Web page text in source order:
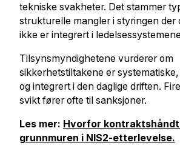
tekniske svakheter. Det stammer
strukturelle mangler i styringen der
ikke er integrert i
Tilsynsmyndighetene vurderer om
sikkerhetstiltakene er
og integrert i den daglige driften.
svikt fører ofte til sanksjoner.
Les mer: Hvorfor
grunnmuren i NIS2-etterlevelse.